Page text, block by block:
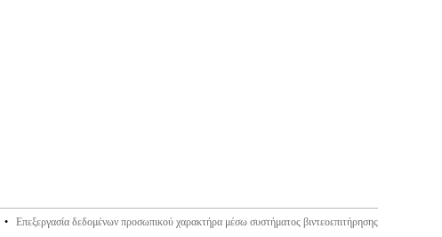
• Επεξεργασία δεδομένων προσωπικού χαρακτήρα μέσω συστήματος βιντεοεπιτήρησης